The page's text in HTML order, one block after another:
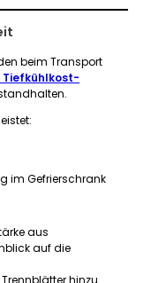
beim Transport
im Gefrierschrank
aus
auf die
hinzu